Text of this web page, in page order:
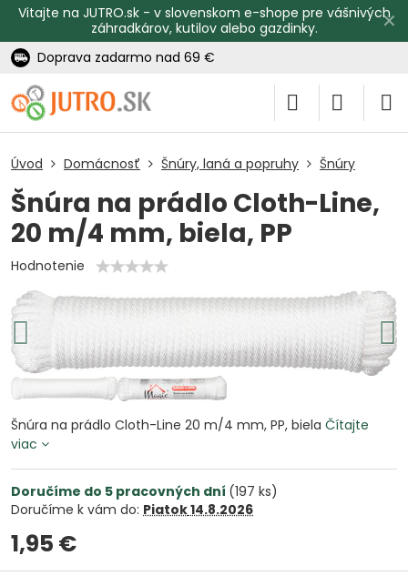
✕
Vitajte na JUTRO.sk - v slovenskom e-shope pre vášnivých
záhradkárov, kutilov alebo gazdinky.
Doprava zadarmo nad 69 €
Úvod Domácnosť Šnúry, laná a popruhy Šnúry
Šnúra na prádlo Cloth-Line,
20 m/4 mm, biela, PP
Hodnotenie
Šnúra na prádlo Cloth-Line 20 m/4 mm, PP, biela Čítajte
viac
Doručíme do 5 pracovných dní (197 ks)
Doručíme k vám do: Piatok14.8.2026
1,95 €